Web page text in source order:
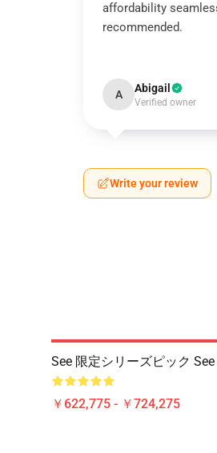
affordability
recommended.
A Abigail
Verified owner
Write your review
See 限定シリーズピック
￥622,775 - ￥724,275